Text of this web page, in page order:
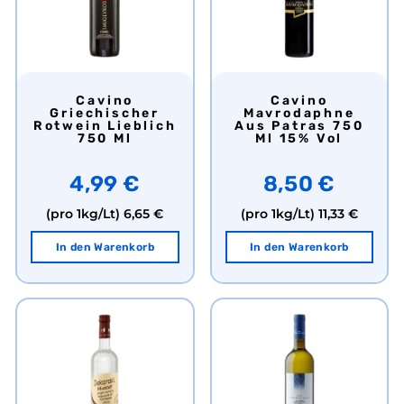
Cavino
Griechischer
Rotwein Lieblich
750 Ml
4,99 €
(pro 1kg/Lt) 6,65 €
In den Warenkorb
Cavino
Mavrodaphne
Aus Patras 750
Ml 15% Vol
8,50 €
(pro 1kg/Lt) 11,33 €
In den Warenkorb